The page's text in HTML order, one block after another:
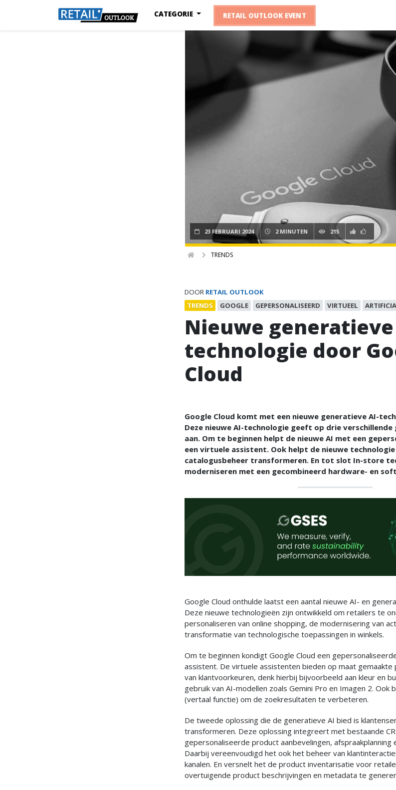
CATEGORIE RETAIL OUTLOOK EVENT
23 FEBRUARI 2024 2 MINUTEN 215
TRENDS
DOOR RETAIL OUTLOOK
TRENDS
GOOGLE GEPERSONALISEERD VIRTUEEL
Nieuwe generatieve
technologie door
Cloud
Google Cloud komt met een nieuwe generatieve AI-
Deze nieuwe AI-technologie geeft op drie verschillende
aan. Om te beginnen helpt de nieuwe AI met een
een virtuele assistent. Ook helpt de nieuwe
catalogusbeheer transformeren. En tot slot In-store
moderniseren met een gecombineerd hardware- en
Google Cloud onthulde laatst een aantal nieuwe AI- en
Deze nieuwe technologieën zijn ontwikkeld om retailers te
personaliseren van online shopping, de modernisering van
transformatie van technologische toepassingen in winkels.
Om te beginnen kondigt Google Cloud een
assistent. De virtuele assistenten bieden op maat
van klantvoorkeuren, denk hierbij bijvoorbeeld aan kleur en
gebruik van AI-modellen zoals Gemini Pro en Imagen 2. Ook
(vertaal functie) om de zoekresultaten te verbeteren.
De tweede oplossing die de generatieve AI bied is
transformeren. Deze oplossing integreert met bestaande
gepersonaliseerde product aanbevelingen, afspraakplanning
Daarbij vereenvoudigd het ook het beheer van
kanalen. En versnelt het de product inventarisatie voor
overtuigende product beschrijvingen en metadata te